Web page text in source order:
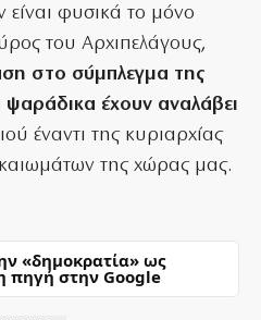
φυσικά το μόνο
του Αρχιπελάγους,
στο σύμπλεγμα της
έχουν αναλάβει
έναντι της κυριαρχίας
της χώρας μας.
«δημοκρατία» ως
πηγή στην Google